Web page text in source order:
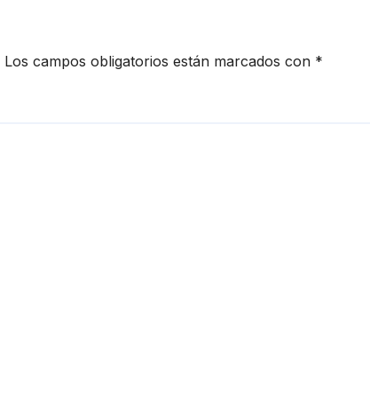
Los campos obligatorios están marcados con *